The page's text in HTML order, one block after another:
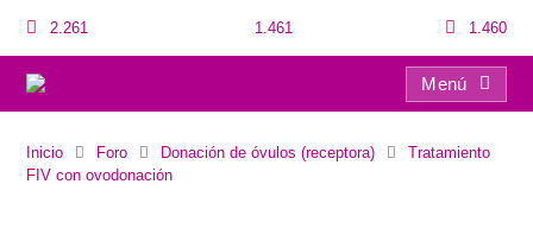
2.261 1.461 1.460
Menú
Inicio Foro Donación de óvulos (receptora)
Tratamiento
FIV con ovodonación